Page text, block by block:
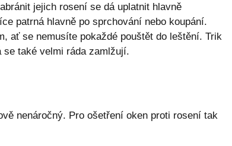
jejich rosení se dá uplatnit hlavně
patrná hlavně po sprchování nebo koupání.
ať se nemusíte pokaždé pouštět do leštění. Trik
také velmi ráda zamlžují.
nenáročný. Pro ošetření oken proti rosení tak